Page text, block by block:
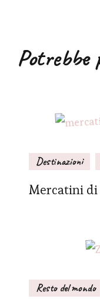
Potrebbe
Destinazioni
Mercatini di
Resto del mondo